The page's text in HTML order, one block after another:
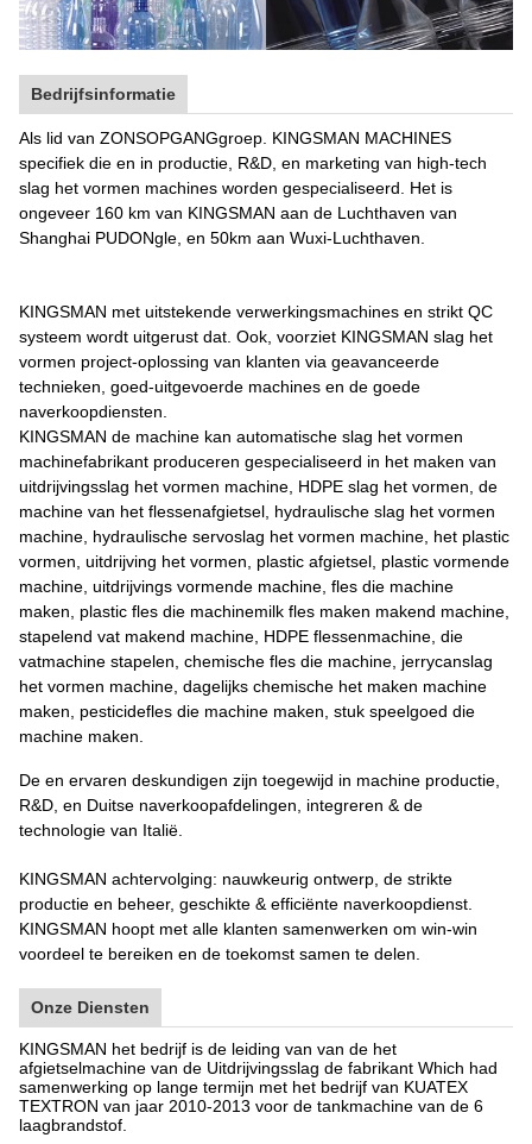
Bedrijfsinformatie
Als lid van ZONSOPGANGgroep. KINGSMAN MACHINES
specifiek die en in productie, R&D, en marketing van high-tech
slag het vormen machines worden gespecialiseerd. Het is
ongeveer 160 km van KINGSMAN aan de Luchthaven van
Shanghai PUDONgle, en 50km aan Wuxi-Luchthaven.
KINGSMAN met uitstekende verwerkingsmachines en strikt QC
systeem wordt uitgerust dat. Ook, voorziet KINGSMAN slag het
vormen project-oplossing van klanten via geavanceerde
technieken, goed-uitgevoerde machines en de goede
naverkoopdiensten.
KINGSMAN de machine kan automatische slag het vormen
machinefabrikant produceren gespecialiseerd in het maken van
uitdrijvingsslag het vormen machine, HDPE slag het vormen, de
machine van het flessenafgietsel, hydraulische slag het vormen
machine, hydraulische servoslag het vormen machine, het plastic
vormen, uitdrijving het vormen, plastic afgietsel, plastic vormende
machine, uitdrijvings vormende machine, fles die machine
maken, plastic fles die machinemilk fles maken makend machine,
stapelend vat makend machine, HDPE flessenmachine, die
vatmachine stapelen, chemische fles die machine, jerrycanslag
het vormen machine, dagelijks chemische het maken machine
maken, pesticidefles die machine maken, stuk speelgoed die
machine maken.
De en ervaren deskundigen zijn toegewijd in machine productie,
R&D, en Duitse naverkoopafdelingen, integreren & de
technologie van Italië.
KINGSMAN achtervolging: nauwkeurig ontwerp, de strikte
productie en beheer, geschikte & efficiënte naverkoopdienst.
KINGSMAN hoopt met alle klanten samenwerken om win-win
voordeel te bereiken en de toekomst samen te delen.
Onze Diensten
KINGSMAN het bedrijf is de leiding van van de het
afgietselmachine van de Uitdrijvingsslag de fabrikant Which had
samenwerking op lange termijn met het bedrijf van KUATEX
TEXTRON van jaar 2010-2013 voor de tankmachine van de 6
laagbrandstof.